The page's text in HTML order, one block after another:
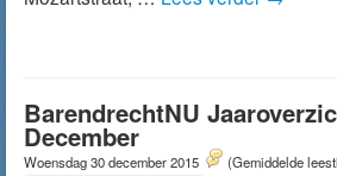
BarendrechtNU
December
Woensdag 30 december 2015 (Gemiddelde